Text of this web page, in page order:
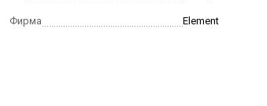
Фирма Element